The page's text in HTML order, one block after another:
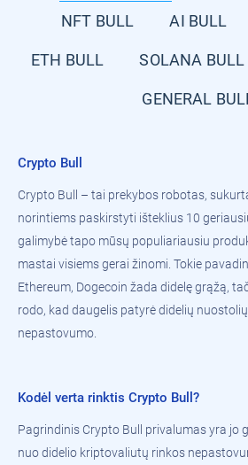
NFT BULL AI BULL
ETH BULL SOLANA BULL
GENERAL
Crypto Bull
Crypto Bull – tai prekybos robotas,
norintiems paskirstyti išteklius 10
galimybė tapo mūsų populiariausiu
mastai visiems gerai žinomi. Tokie
Ethereum, Dogecoin žada didelę grąžą,
rodo, kad daugelis patyrė didelių
nepastovumo.
Kodėl verta rinktis Crypto Bull?
Pagrindinis Crypto Bull privalumas yra jo
nuo didelio kriptovaliutų rinkos